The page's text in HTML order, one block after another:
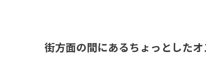
街方面の間にあるちょっとした